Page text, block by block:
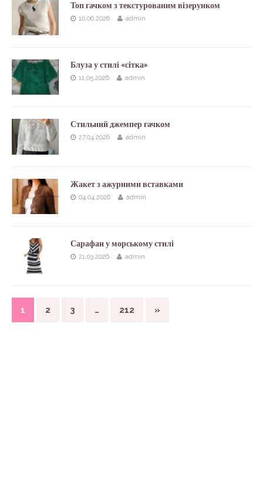
Топ гачком з текстурованим візерунком
10.06.2026 admin
Блуза у стилі «сітка»
11.05.2026 admin
Стильний джемпер гачком
27.04.2026 admin
Жакет з ажурними вставками
04.04.2026 admin
Сарафан у морському стилі
21.03.2026 admin
1 2 3 … 212 »